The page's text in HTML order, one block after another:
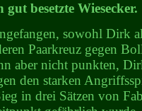
besetzte Wiesecker.
sowohl Dirk
Paarkreuz gegen
aber nicht punkten,
den starken
in drei Sätzen von